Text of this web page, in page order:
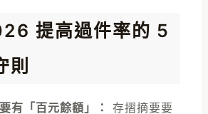
提高過件率的 5
則
有「百元餘額」：
存摺摘要要